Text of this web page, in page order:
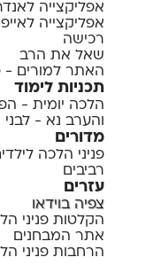
אפליקצייה
אפליקצייה לאייפון
רכישה
שאל את הרב
האתר למורים -
תכניות לימוד
הלכה יומית -
והערב נא -
מדורים
פניני הלכה
רביבים
עזרים
צפיה בוידאו
הקלטות פניני
אתר המבחנים
הרחבות פניני